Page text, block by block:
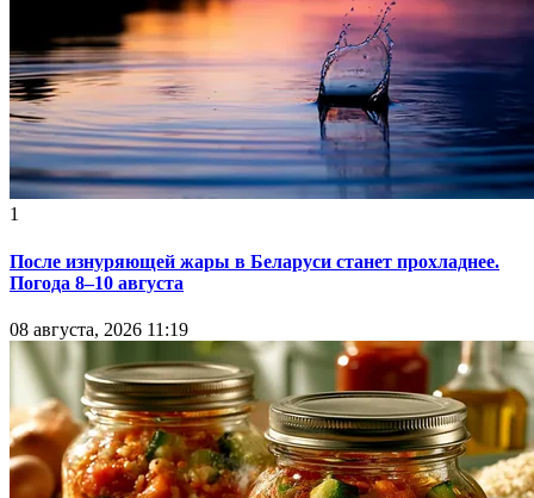
1
После изнуряющей жары в Беларуси станет прохладнее.
Погода 8–10 августа
08 августа, 2026 11:19